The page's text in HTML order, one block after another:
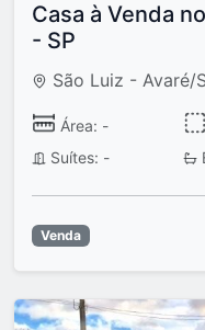
Casa à Venda
- SP
São Luiz - Avaré/
Área: -
Suítes: -
Venda